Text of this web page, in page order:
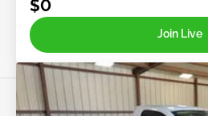
$0
Join Live